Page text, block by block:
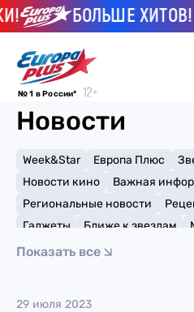
БОЛЬШЕ
№ 1 в России*
Новости
Week&Star Европа Плюс
Новости кино
Важная
Региональные новости
Гаджеты
Ближе к звездам
Мемы и тренды
Показать все
29 июля 2023